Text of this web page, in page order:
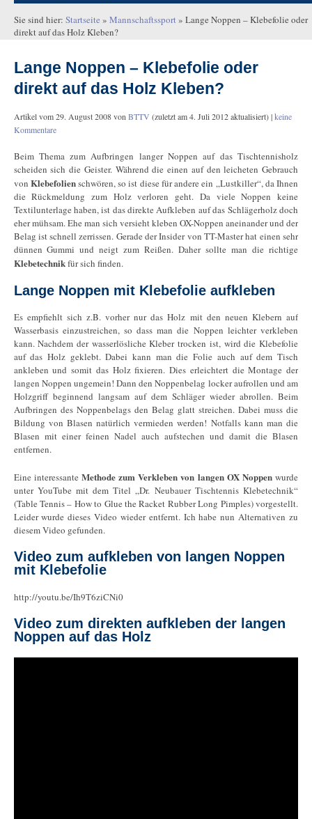
Sie sind hier: Startseite » Mannschaftssport » Lange Noppen – Klebefolie oder
direkt auf das Holz Kleben?
Lange Noppen – Klebefolie oder
direkt auf das Holz Kleben?
Artikel vom29. August 2008von BTTV (zuletzt am4. Juli 2012aktualisiert) |keine
Kommentare
Beim Thema zum Aufbringen langer Noppen auf das Tischtennisholz
scheiden sich die Geister. Während die einen auf den leicheten Gebrauch
von Klebefolienschwören, so ist diese für andere ein „Lustkiller“, da Ihnen
die Rückmeldung zum Holz verloren geht. Da viele Noppen keine
Textilunterlage haben, ist das direkte Aufkleben auf das Schlägerholz doch
eher mühsam. Ehe man sich versieht kleben OX-Noppen aneinander und der
Belag ist schnell zerrissen. Gerade der Insider von TT-Master hat einen sehr
dünnen Gummi und neigt zum Reißen. Daher sollte man die richtige
Klebetechnikfür sich finden.
Lange Noppen mit Klebefolie aufkleben
Es empfiehlt sich z.B. vorher nur das Holz mit den neuen Klebern auf
Wasserbasis einzustreichen, so dass man die Noppen leichter verkleben
kann. Nachdem der wasserlösliche Kleber trocken ist, wird die Klebefolie
auf das Holz geklebt. Dabei kann man die Folie auch auf dem Tisch
ankleben und somit das Holz fixieren. Dies erleichtert die Montage der
langen Noppen ungemein! Dann den Noppenbelag locker aufrollen und am
Holzgriff beginnend langsam auf dem Schläger wieder abrollen. Beim
Aufbringen des Noppenbelags den Belag glatt streichen. Dabei muss die
Bildung von Blasen natürlich vermieden werden! Notfalls kann man die
Blasen mit einer feinen Nadel auch aufstechen und damit die Blasen
entfernen.
Eine interessante Methode zum Verkleben von langen OX Noppenwurde
unter YouTube mit dem Titel „Dr. Neubauer Tischtennis Klebetechnik“
(Table Tennis – How to Glue the Racket Rubber Long Pimples) vorgestellt.
Leider wurde dieses Video wieder entfernt. Ich habe nun Alternativen zu
diesem Video gefunden.
Video zum aufkleben von langen Noppen
mit Klebefolie
http://youtu.be/Ih9T6ziCNi0
Video zum direkten aufkleben der langen
Noppen auf das Holz